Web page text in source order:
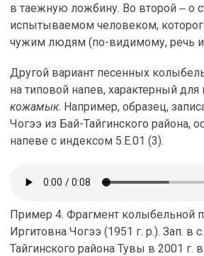
в таежную ложбину. Во второй ‒ о
испытываемом человеком,
чужим людям (по-видимому, речь
Другой вариант песенных
на типовой напев, характерный
кожамык. Например, образец,
Чогээ из Бай-Тайгинского района,
напеве с индексом 5.E.01 (3).
Пример 4. Фрагмент колыбельной
Иргитовна Чогээ (1951 г. р.). Зап. в
Тайгинского района Тувы в 2001 г.